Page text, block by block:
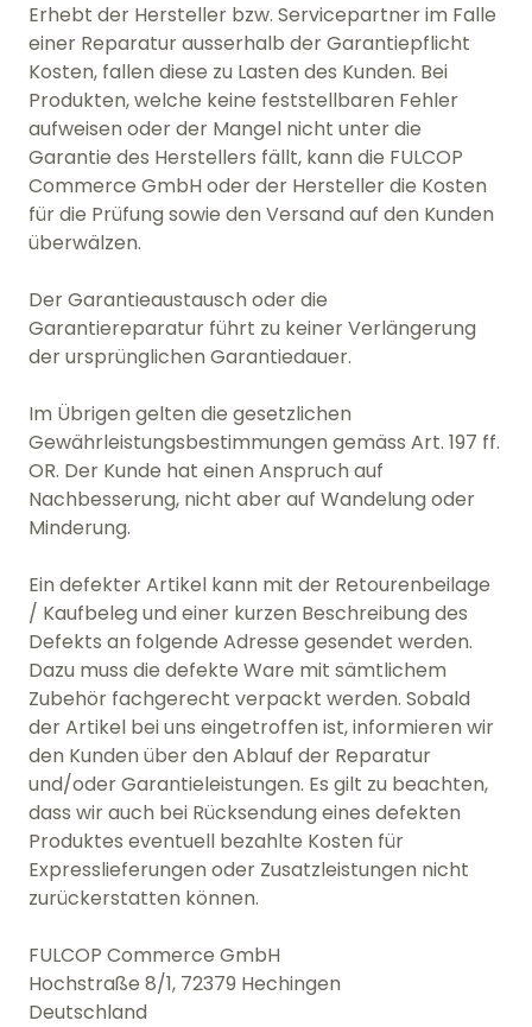
Erhebt der Hersteller bzw. Servicepartner im Falle
einer Reparatur ausserhalb der Garantiepflicht
Kosten, fallen diese zu Lasten des Kunden. Bei
Produkten, welche keine feststellbaren Fehler
aufweisen oder der Mangel nicht unter die
Garantie des Herstellers fällt, kann die FULCOP
Commerce GmbH oder der Hersteller die Kosten
für die Prüfung sowie den Versand auf den Kunden
überwälzen.
Der Garantieaustausch oder die
Garantiereparatur führt zu keiner Verlängerung
der ursprünglichen Garantiedauer.
Im Übrigen gelten die gesetzlichen
Gewährleistungsbestimmungen gemäss Art. 197 ff.
OR. Der Kunde hat einen Anspruch auf
Nachbesserung, nicht aber auf Wandelung oder
Minderung.
Ein defekter Artikel kann mit der Retourenbeilage
/ Kaufbeleg und einer kurzen Beschreibung des
Defekts an folgende Adresse gesendet werden.
Dazu muss die defekte Ware mit sämtlichem
Zubehör fachgerecht verpackt werden. Sobald
der Artikel bei uns eingetroffen ist, informieren wir
den Kunden über den Ablauf der Reparatur
und/oder Garantieleistungen. Es gilt zu beachten,
dass wir auch bei Rücksendung eines defekten
Produktes eventuell bezahlte Kosten für
Expresslieferungen oder Zusatzleistungen nicht
zurückerstatten können.
FULCOP Commerce GmbH
Hochstraße 8/1, 72379 Hechingen
Deutschland